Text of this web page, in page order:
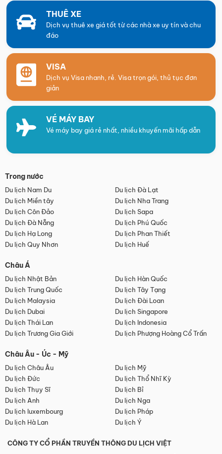
THUÊ XE
Dịch vụ thuê xe giá tốt từ các nhà xe uy tín và chu
đáo
VISA
Dịch vụ Visa nhanh, rẻ. Visa trọn gói, thủ tục đơn
giản
VÉ MÁY BAY
Vé máy bay giá rẻ nhất, nhiều khuyến mãi hấp dẫn
Trong nước
Du lịch Nam Du
Du lịch Đà Lạt
Du lịch Miền tây
Du lịch Nha Trang
Du lịch Côn Đảo
Du lịch Sapa
Du lịch Đà Nẵng
Du lịch Phú Quốc
Du lịch Hạ Long
Du lịch Phan Thiết
Du lịch Quy Nhơn
Du lịch Huế
Châu Á
Du lịch Nhật Bản
Du lịch Hàn Quốc
Du lịch Trung Quốc
Du lịch Tây Tạng
Du lịch Malaysia
Du lịch Đài Loan
Du lịch Dubai
Du lịch Singapore
Du lịch Thái Lan
Du lịch Indonesia
Du lịch Trương Gia Giới
Du lịch Phượng Hoàng Cổ Trấn
Châu Âu - Úc - Mỹ
Du lịch Châu Âu
Du lịch Mỹ
Du lịch Đức
Du lịch Thổ Nhĩ Kỳ
Du lịch Thụy Sĩ
Du lịch Bỉ
Du lịch Anh
Du lịch Nga
Du lịch luxembourg
Du lịch Pháp
Du lịch Hà Lan
Du lịch Ý
CÔNG TY CỔ PHẦN TRUYỀN THÔNG DU LỊCH VIỆT